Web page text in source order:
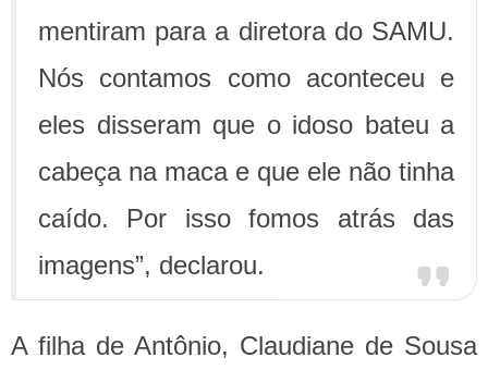
mentiram para a diretora do SAMU.
Nós contamos como aconteceu e
eles disseram que o idoso bateu a
cabeça na maca e que ele não tinha
caído. Por isso fomos atrás das
imagens”, declarou.
A filha de Antônio, Claudiane de Sousa